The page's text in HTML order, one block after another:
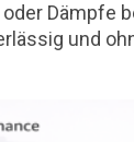
oder Dämpfe
und
sind